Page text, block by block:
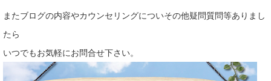
またブログの内容やカウンセリングについその他疑問質問等ありまし
たら
いつでもお気軽にお問合せ下さい。